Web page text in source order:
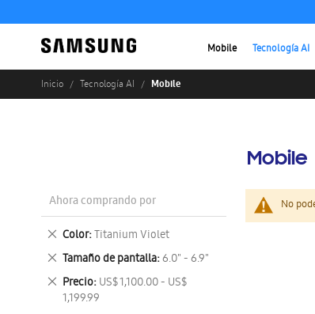
Mobile Tecnología AI
Inicio Tecnología AI Mobile
Mobile
No
Ahora comprando por
Color Titanium Violet
Eliminar
este
artículo
Tamaño de pantalla 6.0" - 6.9"
Eliminar
este
artículo
Precio US$ 1,100.00 - US$
1,199.99
Eliminar
este